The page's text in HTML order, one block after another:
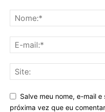
Salve meu nome, e-mail
próxima vez que eu